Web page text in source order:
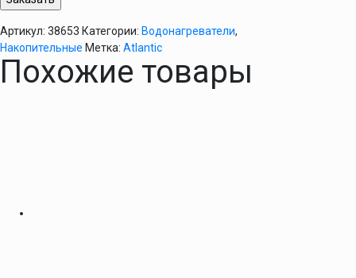
Артикул: 38653 Категории: Водонагреватели,
Накопительные Метка: Atlantic
Похожие товары